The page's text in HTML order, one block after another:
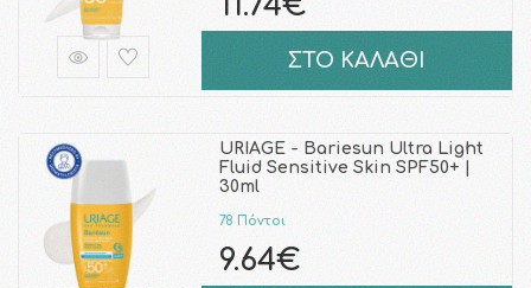
ΣΤΟ ΚΑΛΑΘΙ
URIAGE - Bariesun Ultra Light
Fluid Sensitive Skin SPF50+ |
30ml
78 Πόντοι
9.64€